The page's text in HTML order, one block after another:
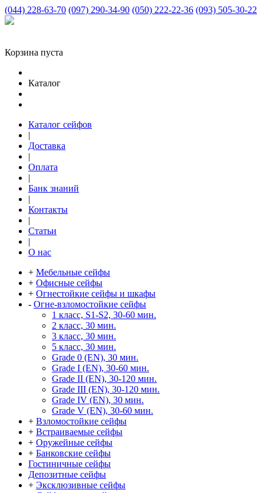
(044) 228-63-70 (097) 290-34-90 (050) 222-22-36 (093) 505-30-22
Корзина пуста
Каталог
Каталог сейфов
|
Доставка
|
Оплата
|
Банк знаний
|
Контакты
|
Статьи
|
О нас
+ Мебельные сейфы
+ Офисные сейфы
+ Огнестойкие сейфы и шкафы
- Огне-взломостойкие сейфы
1 класс, S1-S2, 30-60 мин.
2 класс, 30 мин.
3 класс, 30 мин.
5 класс, 30 мин.
Grade 0 (EN), 30 мин.
Grade I (EN), 30-60 мин.
Grade II (EN), 30-120 мин.
Grade III (EN), 30-120 мин.
Grade IV (EN), 30 мин.
Grade V (EN), 30-60 мин.
+ Взломостойкие сейфы
+ Встраиваемые сейфы
+ Оружейные сейфы
+ Банковские сейфы
Гостиничные сейфы
Депозитные сейфы
+ Эксклюзивные сейфы